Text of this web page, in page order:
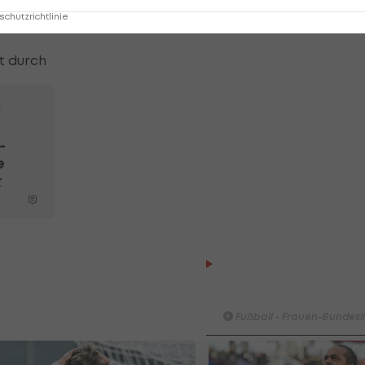
Gelb
durch
SK Rapid II - ASK Voitsberg